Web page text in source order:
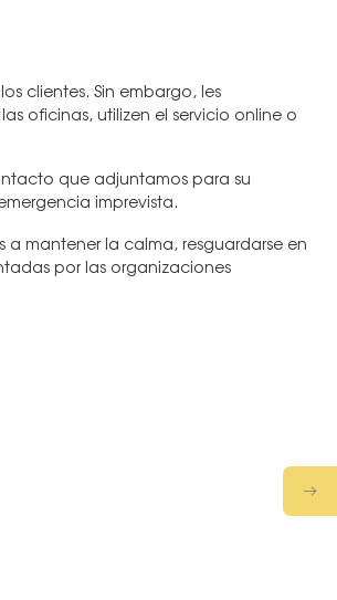
clientes. Sin embargo, les
oficinas, utilizen el servicio online o
que adjuntamos para su
imprevista.
mantener la calma, resguardarse en
por las organizaciones